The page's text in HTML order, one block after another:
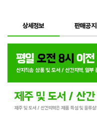
상세정보 판매공지